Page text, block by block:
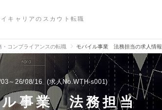
キャリアのスカウト転職
・コンプライアンスの転職 モバイル事業 法務担当の求人情報
～26/08/16 求人No.WTH-s001
ル事業 法務担当